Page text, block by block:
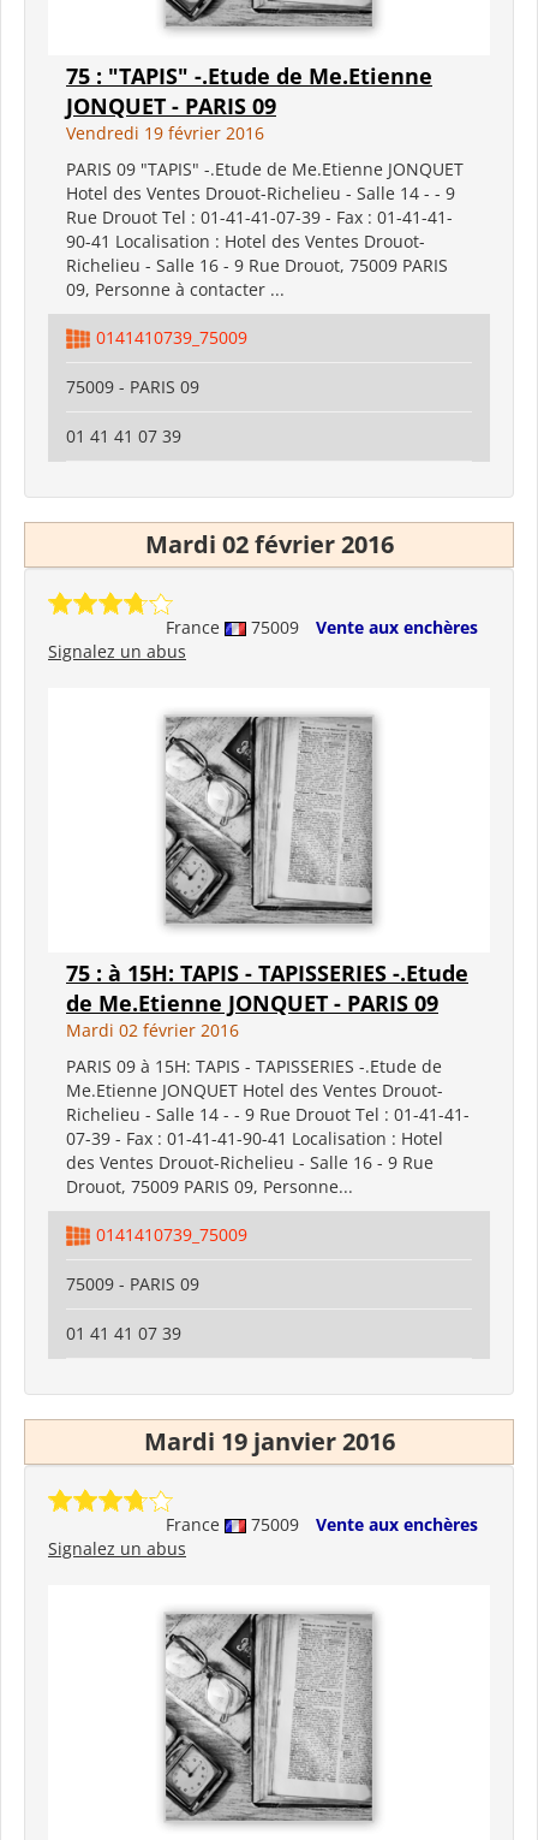
75 : "TAPIS" -.Etude de Me.Etienne
JONQUET - PARIS 09
Vendredi 19 février 2016
PARIS 09 "TAPIS" -.Etude de Me.Etienne JONQUET
Hotel des Ventes Drouot-Richelieu - Salle 14 - - 9
Rue Drouot Tel : 01-41-41-07-39 - Fax : 01-41-41-
90-41 Localisation : Hotel des Ventes Drouot-
Richelieu - Salle 16 - 9 Rue Drouot, 75009 PARIS
09, Personne à contacter ...
0141410739_75009
75009 - PARIS 09
01 41 41 07 39
Mardi 02 février 2016
France 75009
Vente aux enchères
Signalez un abus
75 : à 15H: TAPIS - TAPISSERIES -.Etude
de Me.Etienne JONQUET - PARIS 09
Mardi 02 février 2016
PARIS 09 à 15H: TAPIS - TAPISSERIES -.Etude de
Me.Etienne JONQUET Hotel des Ventes Drouot-
Richelieu - Salle 14 - - 9 Rue Drouot Tel : 01-41-41-
07-39 - Fax : 01-41-41-90-41 Localisation : Hotel
des Ventes Drouot-Richelieu - Salle 16 - 9 Rue
Drouot, 75009 PARIS 09, Personne...
0141410739_75009
75009 - PARIS 09
01 41 41 07 39
Mardi 19 janvier 2016
France 75009
Vente aux enchères
Signalez un abus